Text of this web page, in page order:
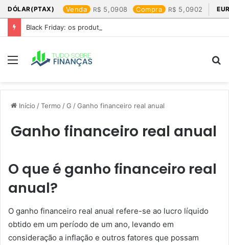
DÓLAR(PTAX) Venda 5,0908 Compra 5,0902
Black Friday: os produtos que mais valem a pena
Menu
Início /Termo /G /Ganho financeiro real anual
Ganho financeiro real anual
O que é ganho financeiro real
anual?
O ganho financeiro real anual refere-se ao lucro líquido
obtido em um período de um ano, levando em
consideração a inflação e outros fatores que possam